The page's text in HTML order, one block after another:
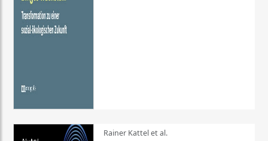
Rainer Kattel et al.